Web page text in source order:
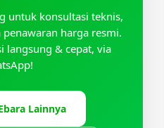
untuk konsultasi teknis,
harga resmi.
langsung & cepat, via
Lainnya